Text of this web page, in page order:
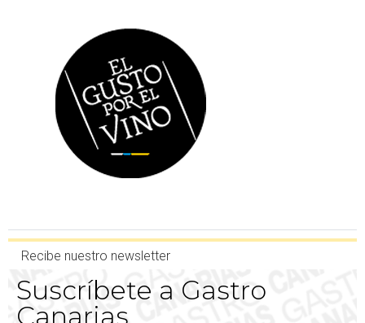
Recibe nuestro newsletter
Suscríbete a Gastro
Canarias